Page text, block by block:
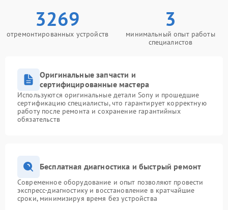
3269
отремонтированных устройств
3
минимальный опыт работы
специалистов
Оригинальные запчасти и
сертифицированные мастера
Используются оригинальные детали Sony и прошедшие
сертификацию специалисты, что гарантирует корректную
работу после ремонта и сохранение гарантийных
обязательств
Бесплатная диагностика и быстрый ремонт
Современное оборудование и опыт позволяют провести
экспресс-диагностику и восстановление в кратчайшие
сроки, минимизируя время без устройства